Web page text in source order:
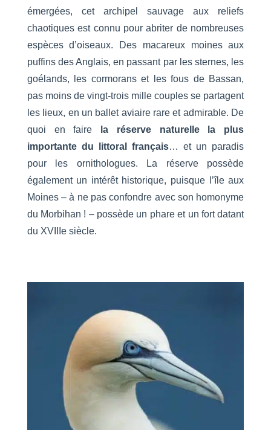
émergées, cet archipel sauvage aux reliefs
chaotiques est connu pour abriter de nombreuses
espèces d’oiseaux. Des macareux moines aux
puffins des Anglais, en passant par les sternes, les
goélands, les cormorans et les fous de Bassan,
pas moins de vingt-trois mille couples se partagent
les lieux, en un ballet aviaire rare et admirable. De
quoi en faire
la réserve naturelle la plus
importante du littoral français… et un paradis
pour les ornithologues. La réserve possède
également un intérêt historique, puisque l’île aux
Moines – à ne pas confondre avec son homonyme
du Morbihan ! – possède un phare et un fort datant
du XVIIIe siècle.